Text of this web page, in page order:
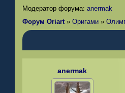
Модератор форума: anermak
Форум Oriart » Оригами »
anermak